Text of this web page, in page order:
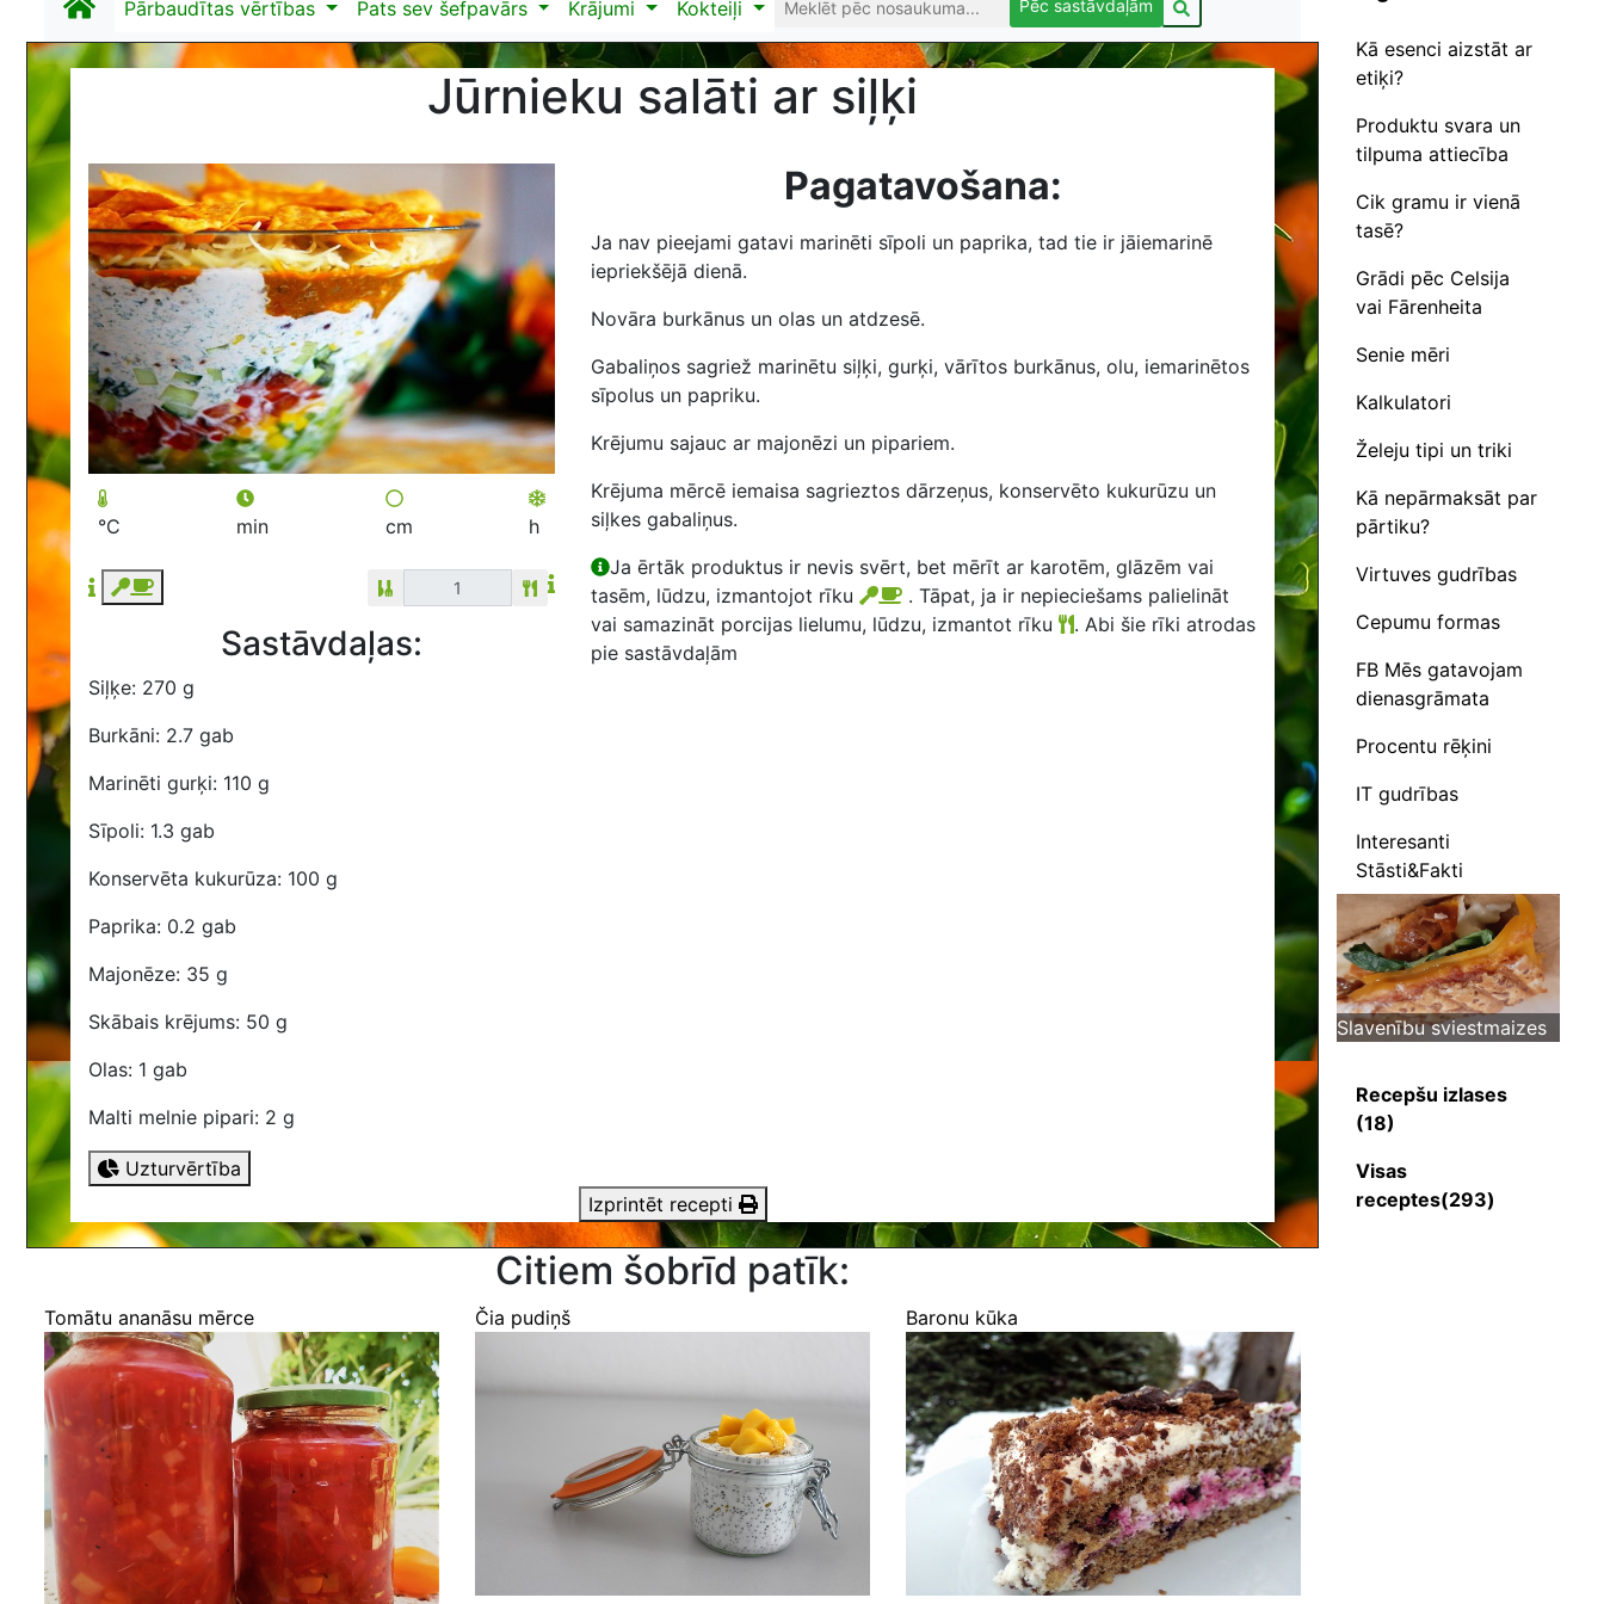
Pārbaudītas vērtības Pats sev šefpavārs Krājumi Kokteiļi Pēc sastāvdaļām
Jūrnieku salāti ar siļķi
°C min cm h
Sastāvdaļas:
Siļķe: 270 g
Burkāni: 2.7 gab
Marinēti gurķi: 110 g
Sīpoli: 1.3 gab
Konservēta kukurūza: 100 g
Paprika: 0.2 gab
Majonēze: 35 g
Skābais krējums: 50 g
Olas: 1 gab
Malti melnie pipari: 2 g
Uzturvērtība
Pagatavošana:
Ja nav pieejami gatavi marinēti sīpoli un paprika, tad tie ir jāiemarinē
iepriekšējā dienā.
Novāra burkānus un olas un atdzesē.
Gabaliņos sagriež marinētu siļķi, gurķi, vārītos burkānus, olu, iemarinētos
sīpolus un papriku.
Krējumu sajauc ar majonēzi un pipariem.
Krējuma mērcē iemaisa sagrieztos dārzeņus, konservēto kukurūzu un
siļkes gabaliņus.
Ja ērtāk produktus ir nevis svērt, bet mērīt ar karotēm, glāzēm vai
tasēm, lūdzu, izmantojot rīku
. Tāpat, ja ir nepieciešams palielināt
vai samazināt porcijas lielumu, lūdzu, izmantot rīku
. Abi šie rīki atrodas
pie sastāvdaļām
Izprintēt recepti
Citiem šobrīd patīk:
Tomātu ananāsu mērce Čia pudiņš Baronu kūka
Kā esenci aizstāt ar
etiķi?
Produktu svara un
tilpuma attiecība
Cik gramu ir vienā
tasē?
Grādi pēc Celsija
vai Fārenheita
Senie mēri
Kalkulatori
Želeju tipi un triki
Kā nepārmaksāt par
pārtiku?
Virtuves gudrības
Cepumu formas
FB Mēs gatavojam
dienasgrāmata
Procentu rēķini
IT gudrības
Interesanti
Stāsti&Fakti
Slavenību sviestmaizes
Recepšu izlases
(18)
Visas
receptes(293)